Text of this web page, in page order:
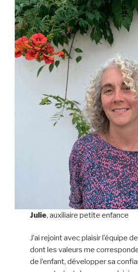
Julie, auxiliaire petite enfance
J’ai rejoint avec plaisir l’équipe
dont les valeurs me
de l’enfant, développer sa